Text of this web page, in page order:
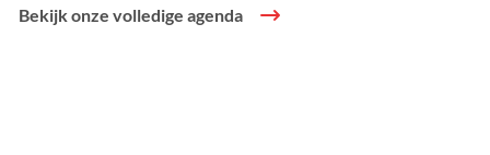
Bekijk onze volledige agenda